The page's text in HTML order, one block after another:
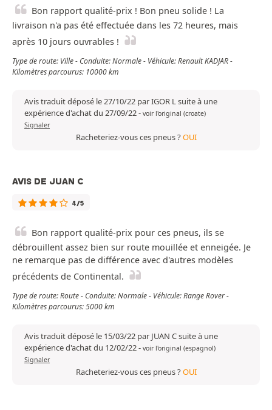
Bon rapport qualité-prix ! Bon pneu solide ! La
livraison n'a pas été effectuée dans les 72 heures, mais
après 10 jours ouvrables !
Type de route: Ville - Conduite: Normale - Véhicule: Renault KADJAR -
Kilomètres parcourus: 10000 km
Avis traduit déposé le 27/10/22 par IGOR L suite à une
expérience d'achat du 27/09/22- voir l'original (croate)
Signaler
Racheteriez-vous ces pneus ?OUI
AVIS DE JUAN C
4/5
Bon rapport qualité-prix pour ces pneus, ils se
débrouillent assez bien sur route mouillée et enneigée. Je
ne remarque pas de différence avec d'autres modèles
précédents de Continental.
Type de route: Route - Conduite: Normale - Véhicule: Range Rover -
Kilomètres parcourus: 5000 km
Avis traduit déposé le 15/03/22 par JUAN C suite à une
expérience d'achat du 12/02/22- voir l'original (espagnol)
Signaler
Racheteriez-vous ces pneus ?OUI